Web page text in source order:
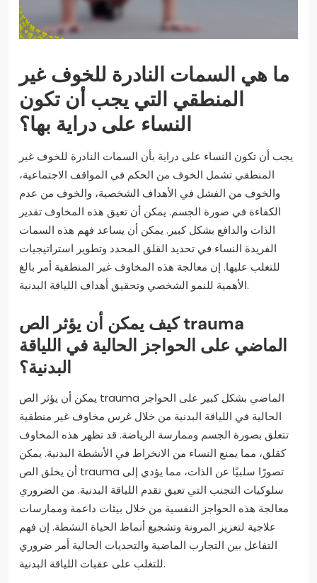
ما هي السمات النادرة للخوف غير
المنطقي التي يجب أن تكون
النساء على دراية بها؟
يجب أن تكون النساء على دراية بأن السمات النادرة للخوف غير
المنطقي تشمل الخوف من الحكم في المواقف الاجتماعية،
والخوف من الفشل في الأهداف الشخصية، والخوف من عدم
الكفاءة في صورة الجسم. يمكن أن تعيق هذه المخاوف تقدير
الذات والدافع بشكل كبير. يمكن أن يساعد فهم هذه السمات
الفريدة النساء في تحديد القلق المحدد وتطوير استراتيجيات
للتغلب عليها. إن معالجة هذه المخاوف غير المنطقية أمر بالغ
الأهمية للنمو الشخصي وتحقيق أهداف اللياقة البدنية.
كيف يمكن أن يؤثر الص trauma
الماضي على الحواجز الحالية في اللياقة
البدنية؟
يمكن أن يؤثر الص trauma الماضي بشكل كبير على الحواجز
الحالية في اللياقة البدنية من خلال غرس مخاوف غير منطقية
تتعلق بصورة الجسم وممارسة الرياضة. قد تظهر هذه المخاوف
كقلق، مما يمنع النساء من الانخراط في الأنشطة البدنية. يمكن
أن يخلق الص trauma تصورًا سلبيًا عن الذات، مما يؤدي إلى
سلوكيات التجنب التي تعيق تقدم اللياقة البدنية. من الضروري
معالجة هذه الحواجز النفسية من خلال بيئات داعمة وممارسات
علاجية لتعزيز المرونة وتشجيع أنماط الحياة النشطة. إن فهم
التفاعل بين التجارب الماضية والتحديات الحالية أمر ضروري
للتغلب على عقبات اللياقة البدنية.